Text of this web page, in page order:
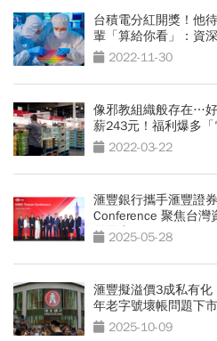
台積電分紅開獎！他
輩「算給你看」：資
2022-11-30
像邪教組織般存在…
薪243元！福利爆多
2022-03-22
滙豐銀行攜手滙豐證
Conference 聚焦台灣
展潛力
2025-05-28
滙豐擬溢價3成私有化
年老字號壞帳問題下
2025-10-09